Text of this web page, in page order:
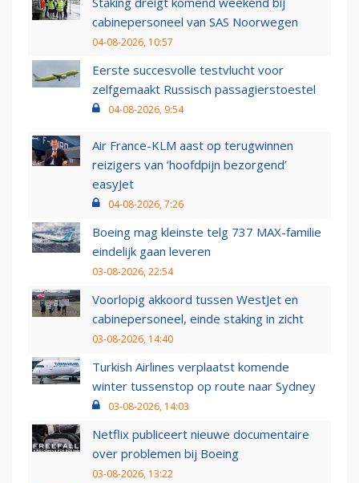
cabinepersoneel van SAS Noorwegen
04-08-2026, 10:57
Eerste succesvolle testvlucht voor
zelfgemaakt Russisch passagierstoestel
04-08-2026, 9:54
Air France-KLM aast op terugwinnen
reizigers van ‘hoofdpijn bezorgend’
easyJet
04-08-2026, 7:26
Boeing mag kleinste telg 737 MAX-familie
eindelijk gaan leveren
03-08-2026, 22:54
Voorlopig akkoord tussen WestJet en
cabinepersoneel, einde staking in zicht
03-08-2026, 14:40
Turkish Airlines verplaatst komende
winter tussenstop op route naar Sydney
03-08-2026, 14:03
Netflix publiceert nieuwe documentaire
over problemen bij Boeing
03-08-2026, 13:22